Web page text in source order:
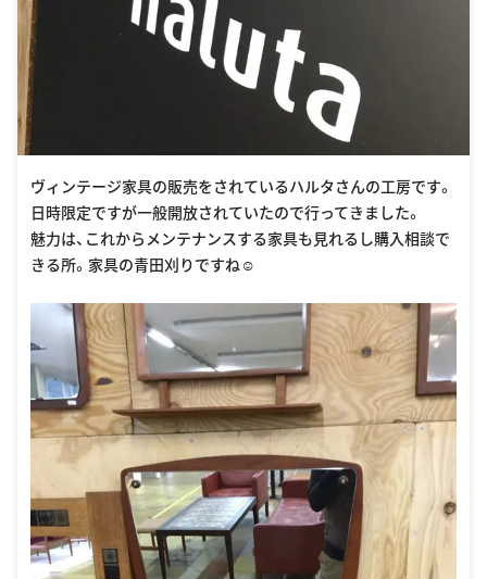
ヴィンテージ家具の販売をされているハルタさんの工房です。
日時限定ですが一般開放されていたので行ってきました。
魅力は、これからメンテナンスする家具も見れるし購入相談で
きる所。家具の青田刈りですね☺︎